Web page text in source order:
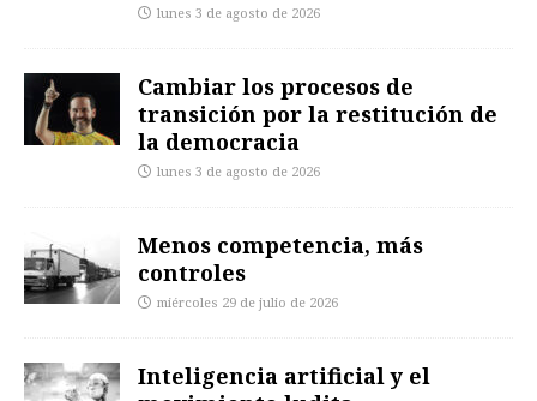
lunes 3 de agosto de 2026
Cambiar los procesos de
transición por la restitución de
la democracia
lunes 3 de agosto de 2026
Menos competencia, más
controles
miércoles 29 de julio de 2026
Inteligencia artificial y el